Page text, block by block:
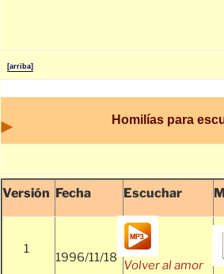
[arriba]
Homilías para
Versión Fecha Escuchar
1
1996/11/18
Volver al amor